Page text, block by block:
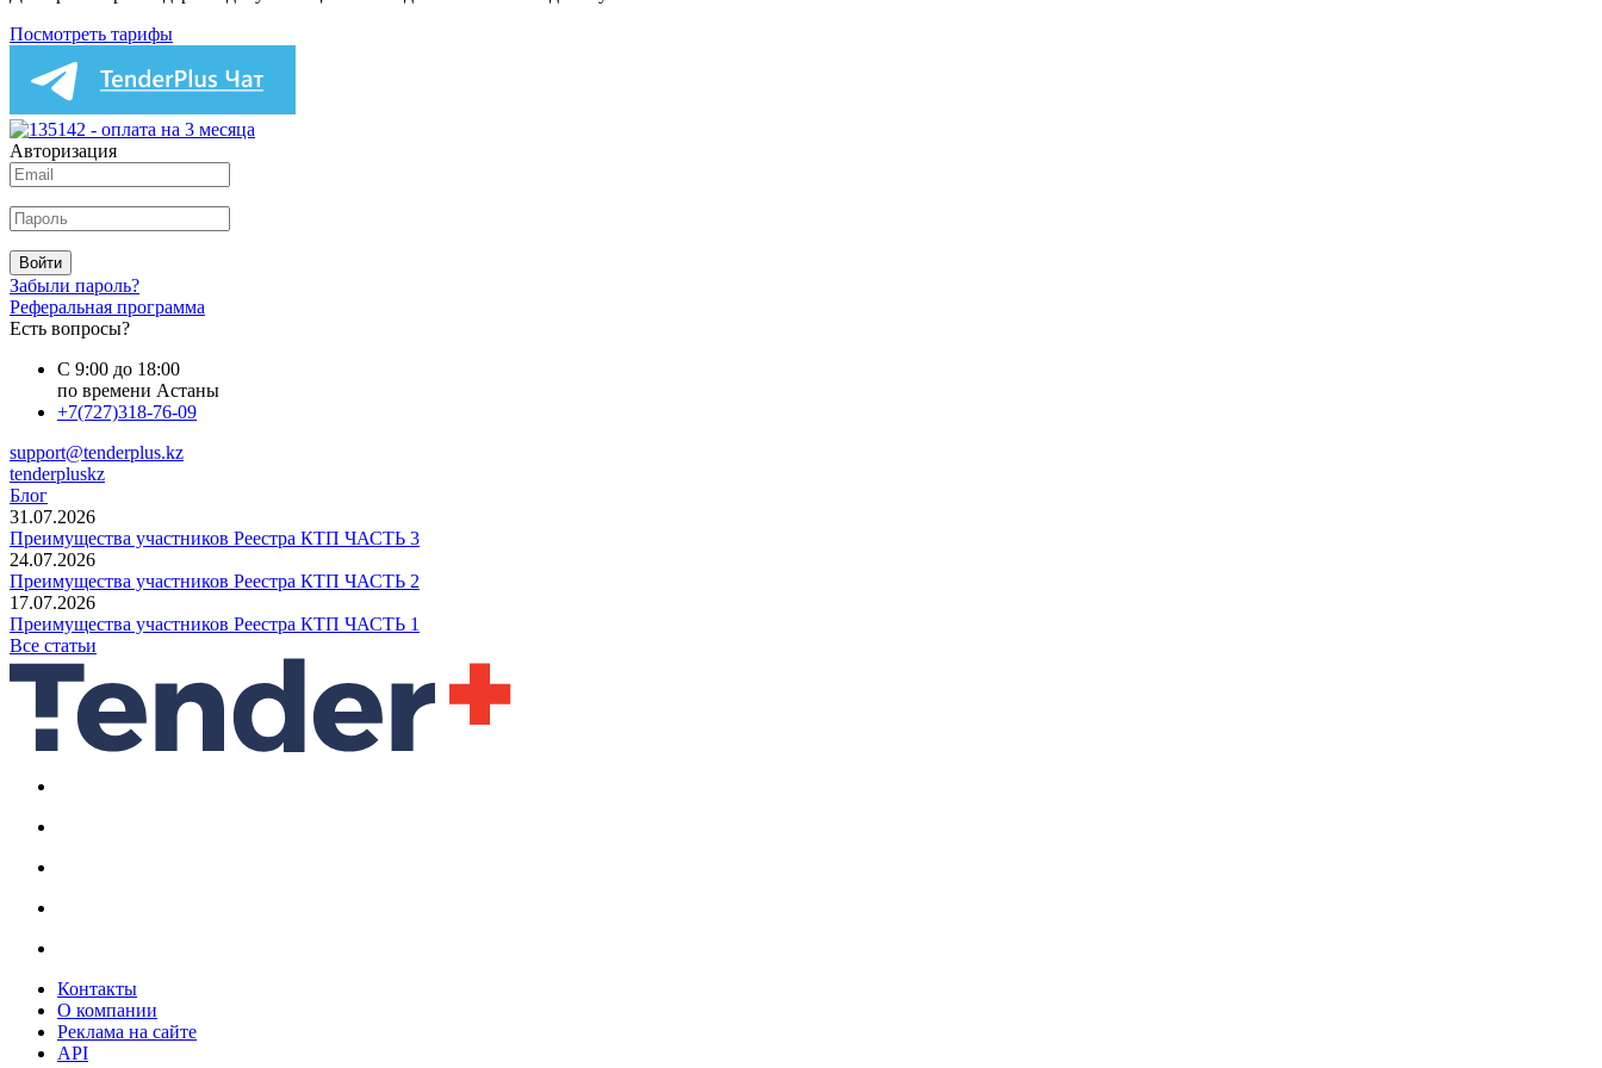
Посмотреть тарифы
Авторизация
Войти
Забыли пароль?
Реферальная программа
Есть вопросы?
С 9:00 до 18:00
по времени Астаны
+7(727)318-76-09
support@tenderplus.kz
tenderpluskz
Блог
31.07.2026
Преимущества участников Реестра КТП ЧАСТЬ 3
24.07.2026
Преимущества участников Реестра КТП ЧАСТЬ 2
17.07.2026
Преимущества участников Реестра КТП ЧАСТЬ 1
Все статьи
Контакты
О компании
Реклама на сайте
API